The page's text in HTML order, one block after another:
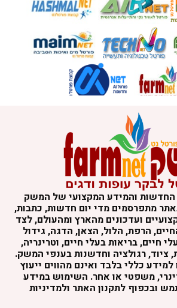
והמידע המקצועי של המשק
מתפרסמים מדי יום חדשות, כתבות,
ועדכונים מהארץ ומהעולם, לצד
הרפת, הלול, הצאן, הדגה, גידול
בריאות בעלי חיים, וטרינריה,
רגולציה וחדשנות בענפי המשק.
כללי בלבד ואינם מהווים ייעוץ
משפטי או אחר. השימוש במידע
לתקנון האתר ולמדיניות